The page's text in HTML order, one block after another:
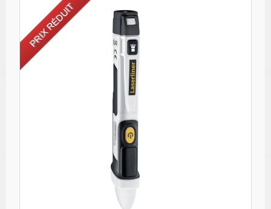
NOS PROMOTIONS
PRÉVENTION COVID-19
CONTACT
PRIX RÉDUIT